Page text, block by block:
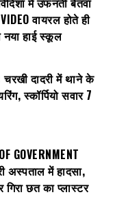
वायरल होते ही
नया हाई स्कूल
चरखी दादरी में थाने के
स्कॉर्पियो सवार 7
GOVERNMENT
अस्पताल में हादसा,
छत का प्लास्टर